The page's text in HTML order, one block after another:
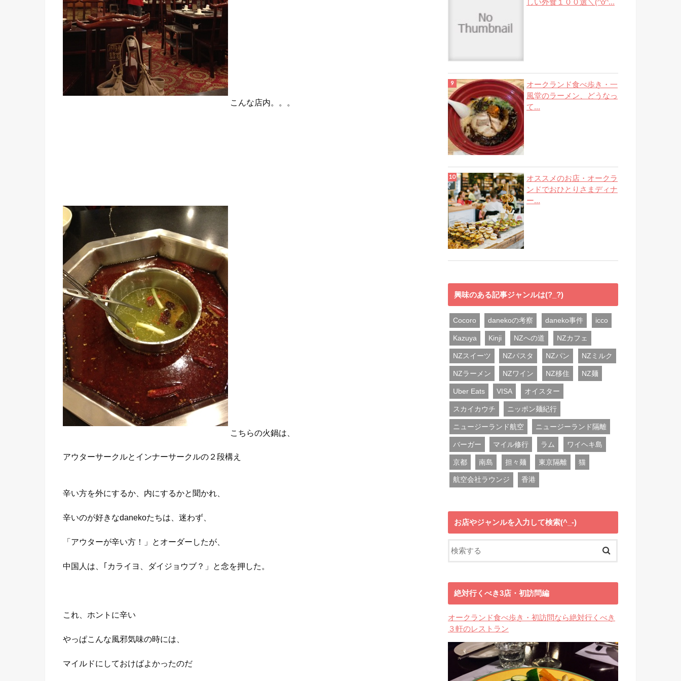
こんな店内。。。
こちらの火鍋は、
アウターサークルとインナーサークルの２段構え
辛い方を外にするか、内にするかと聞かれ、
辛いのが好きなdanekoたちは、迷わず、
「アウターが辛い方！」とオーダーしたが、
中国人は、｢カライヨ、ダイジョウブ？」と念を押した。
これ、ホントに辛い
やっぱこんな風邪気味の時には、
マイルドにしておけばよかったのだ
しい外食１００選＼(^o^...
オークランド食べ歩き・一
風堂のラーメン、どうなっ
て...
オススメのお店・オークラ
ンドでおひとりさまディナ
ー...
興味のある記事ジャンルは(?_?)
Cocoro danekoの考察 daneko事件 icco
Kazuya Kinji NZへの道 NZカフェ
NZスイーツ NZパスタ NZパン NZミルク
NZラーメン NZワイン NZ移住 NZ麺
Uber Eats VISA オイスター
スカイカウチ ニッポン麺紀行
ニュージーランド航空 ニュージーランド隔離
バーガー マイル修行 ラム ワイヘキ島
京都 南島 担々麺 東京隔離 猫
航空会社ラウンジ 香港
お店やジャンルを入力して検索(^_-)
絶対行くべき3店・初訪問編
オークランド食べ歩き・初訪問なら絶対行くべき
３軒のレストラン